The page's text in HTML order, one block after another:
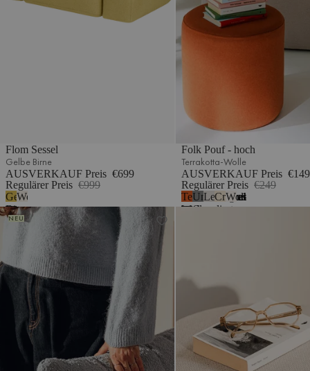
Flom Sessel
Gelbe Birne
AUSVERKAUF Preis €699
Regulärer Preis €999
Gelbe
Birne
Wolkenbeige
Folk Pouf - hoch
Terrakotta-Wolle
AUSVERKAUF Preis €149
Regulärer Preis €249
Terrakotta-
Wolle
Universelles
Grau
Lehmgrau
meliert
Cremebeige
Wolkenbeige
5
Huno Lounge-Sessel
NEU